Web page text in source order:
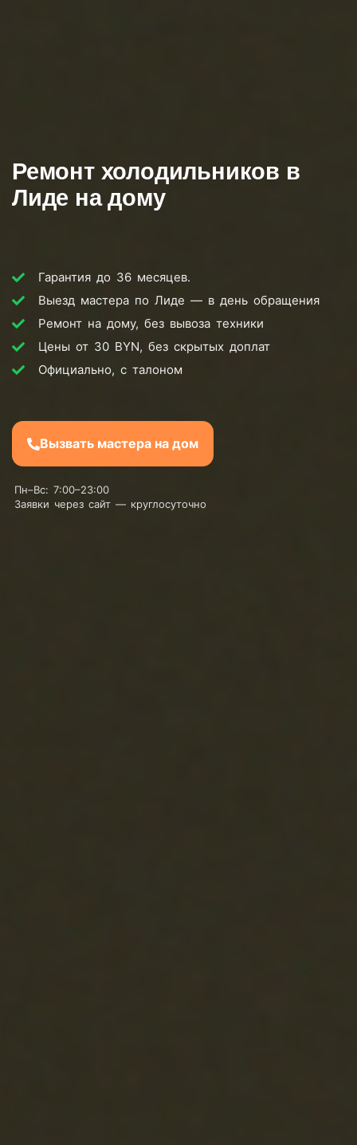
Ремонт холодильников в
Лиде на дому
Гарантия до 36 месяцев.
Выезд мастера по Лиде — в день обращения
Ремонт на дому, без вывоза техники
Цены от 30 BYN, без скрытых доплат
Официально, с талоном
Вызвать мастера на дом
Пн–Вс: 7:00–23:00
Заявки через сайт — круглосуточно